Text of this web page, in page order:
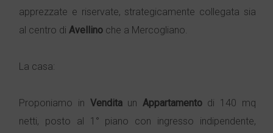
apprezzate e riservate, strategicamente collegata sia
al centro diAvellino che a Mercogliano.
La casa:
Proponiamo in Venditaun Appartamentodi 140 mq
netti, posto al 1° piano con ingresso indipendente,